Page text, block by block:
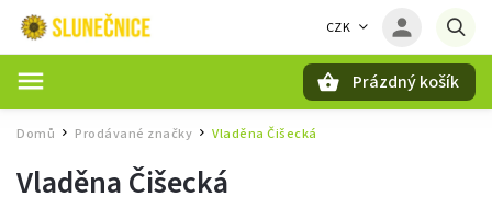
CZK
Prázdný košík
Domů / Prodávané značky / Vladěna Čišecká
Vladěna Čišecká